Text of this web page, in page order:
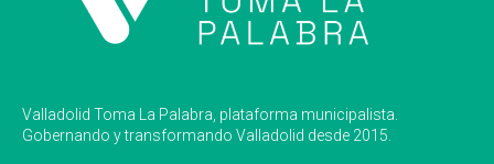
Valladolid Toma La Palabra, plataforma municipalista.
Gobernando y transformando Valladolid desde 2015.